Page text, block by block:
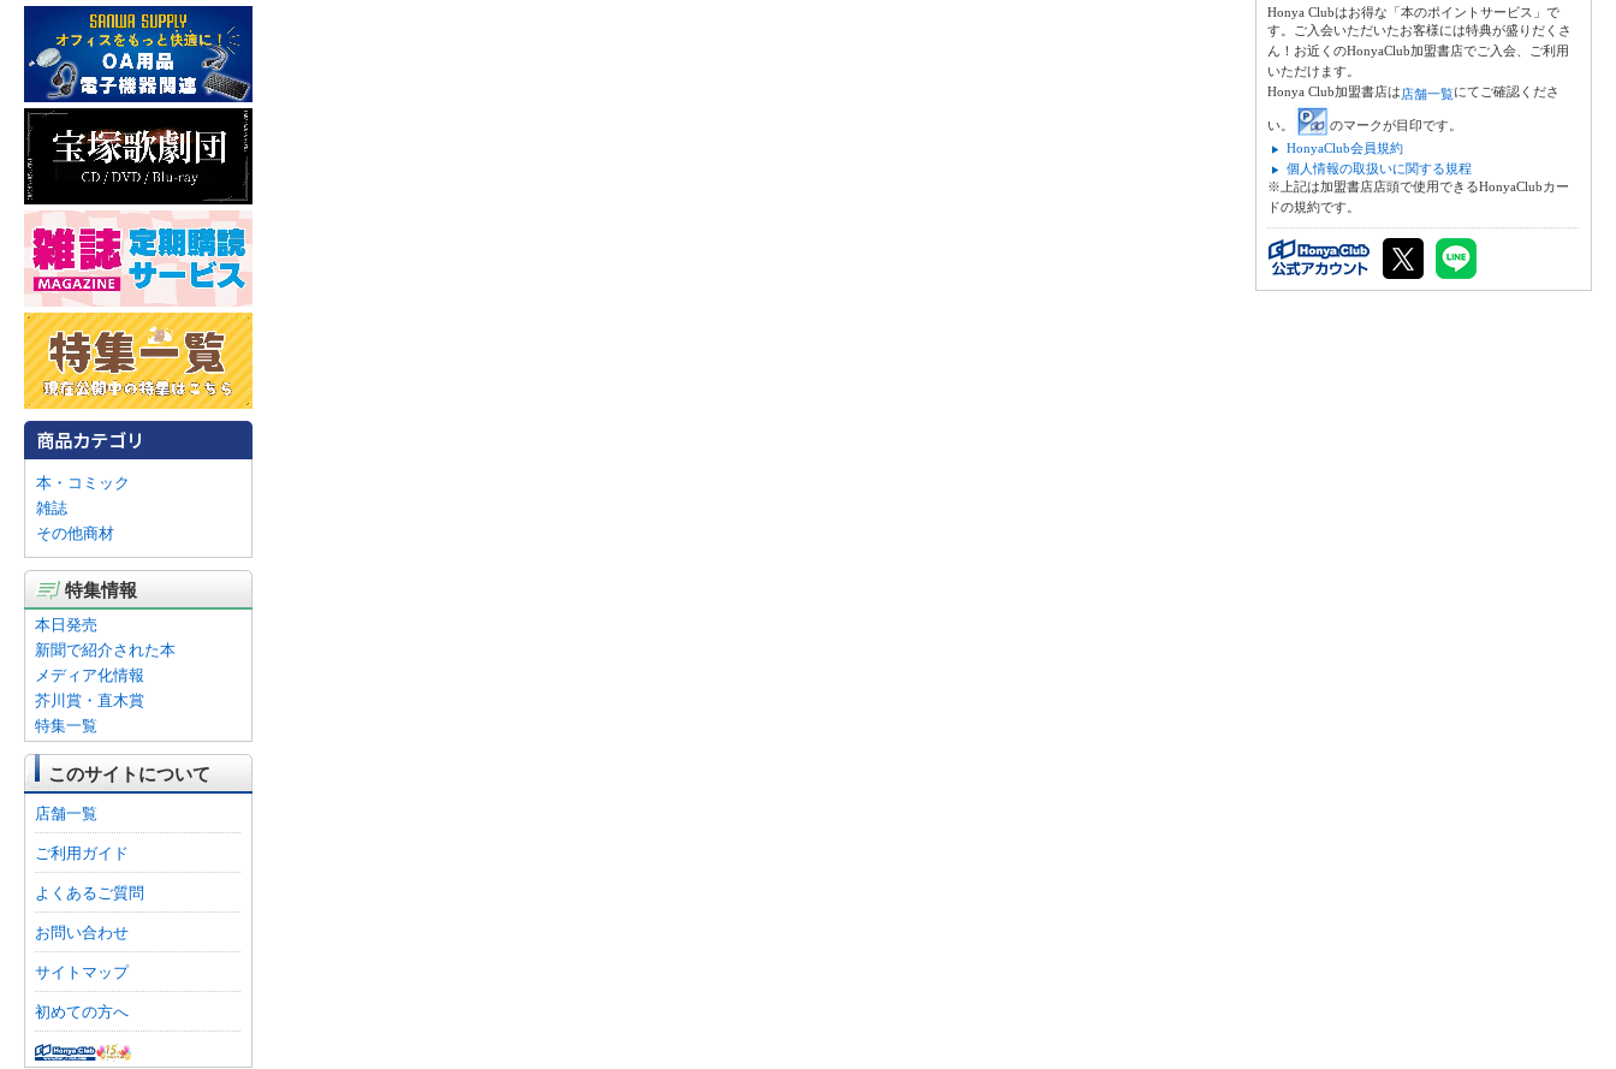
本・コミック
雑誌
その他商材
特集情報
本日発売
新聞で紹介された本
メディア化情報
芥川賞・直木賞
特集一覧
このサイトについて
店舗一覧
ご利用ガイド
よくあるご質問
お問い合わせ
サイトマップ
初めての方へ
Honya Clubはお得な「本のポイントサービス」で
す。ご入会いただいたお客様には特典が盛りだくさ
ん！お近くのHonyaClub加盟書店でご入会、ご利用
いただけます。
Honya Club加盟書店は店舗一覧にてご確認くださ
い。
のマークが目印です。
HonyaClub会員規約
個人情報の取扱いに関する規程
※上記は加盟書店店頭で使用できるHonyaClubカー
ドの規約です。